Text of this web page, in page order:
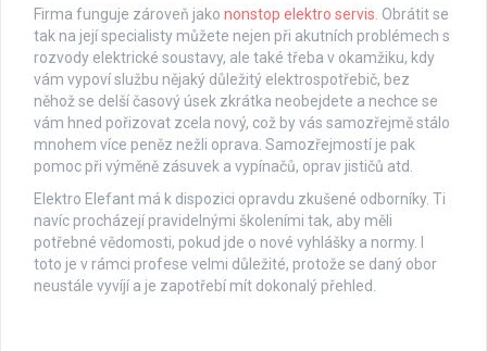
Firma funguje zároveň jako nonstop elektro servis . Obrátit se
tak na její specialisty můžete nejen při akutních problémech s
rozvody elektrické soustavy, ale také třeba v okamžiku, kdy
vám vypoví službu nějaký důležitý elektrospotřebič, bez
něhož se delší časový úsek zkrátka neobejdete a nechce se
vám hned pořizovat zcela nový, což by vás samozřejmě stálo
mnohem více peněz nežli oprava. Samozřejmostí je pak
pomoc při výměně zásuvek a vypínačů, oprav jističů atd.
Elektro Elefant má k dispozici opravdu zkušené odborníky. Ti
navíc procházejí pravidelnými školeními tak, aby měli
potřebné vědomosti, pokud jde o nové vyhlášky a normy. I
toto je v rámci profese velmi důležité, protože se daný obor
neustále vyvíjí a je zapotřebí mít dokonalý přehled.